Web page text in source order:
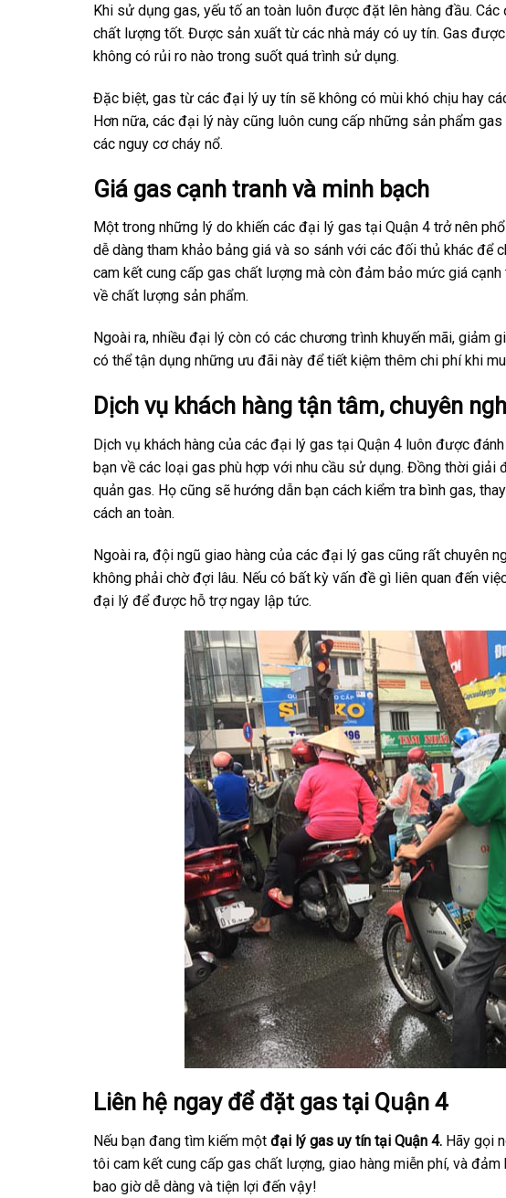
Khi sử dụng gas, yếu tố an toàn luôn được đặt lên hàng đầu.
chất lượng tốt. Được sản xuất từ các nhà máy có uy tín. Gas
không có rủi ro nào trong suốt quá trình sử dụng.
Đặc biệt, gas từ các đại lý uy tín sẽ không có mùi khó chịu hay
Hơn nữa, các đại lý này cũng luôn cung cấp những sản phẩm
các nguy cơ cháy nổ.
Giá gas cạnh tranh và minh bạch
Một trong những lý do khiến các đại lý gas tại Quận 4 trở nên
dễ dàng tham khảo bảng giá và so sánh với các đối thủ khác để
cam kết cung cấp gas chất lượng mà còn đảm bảo mức giá
về chất lượng sản phẩm.
Ngoài ra, nhiều đại lý còn có các chương trình khuyến mãi, giảm
có thể tận dụng những ưu đãi này để tiết kiệm thêm chi phí khi
Dịch vụ khách hàng tận tâm, chuyên
Dịch vụ khách hàng của các đại lý gas tại Quận 4 luôn được
bạn về các loại gas phù hợp với nhu cầu sử dụng. Đồng thời
quản gas. Họ cũng sẽ hướng dẫn bạn cách kiểm tra bình gas,
cách an toàn.
Ngoài ra, đội ngũ giao hàng của các đại lý gas cũng rất chuyên
không phải chờ đợi lâu. Nếu có bất kỳ vấn đề gì liên quan đến
đại lý để được hỗ trợ ngay lập tức.
Liên hệ ngay để đặt gas tại Quận 4
Nếu bạn đang tìm kiếm một đại lý gas uy tín tại Quận 4. Hãy gọi
tôi cam kết cung cấp gas chất lượng, giao hàng miễn phí, và
bao giờ dễ dàng và tiện lợi đến vậy!